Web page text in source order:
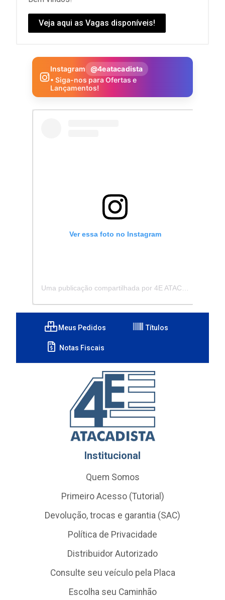
Veja aqui as Vagas disponíveis!
Instagram
@4eatacadista
• Siga-nos para Ofertas e
Lançamentos!
Ver essa foto no Instagram
Meus Pedidos Títulos
Notas Fiscais
Institucional
Quem Somos
Primeiro Acesso (Tutorial)
Devolução, trocas e garantia (SAC)
Política de Privacidade
Distribuidor Autorizado
Consulte seu veículo pela Placa
Escolha seu Caminhão